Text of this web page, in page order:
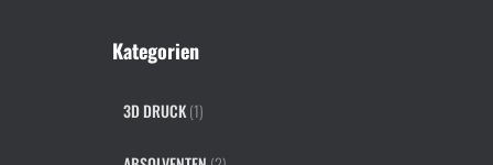
Kategorien
3D DRUCK(1)